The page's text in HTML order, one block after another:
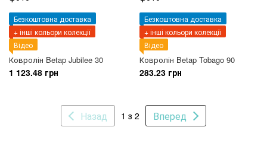
Безкоштовна доставка
+ інші кольори колекції
Відео
Ковролін Betap Jubilee 30
1 123.48 грн
Безкоштовна доставка
+ інші кольори колекції
Відео
Ковролін Betap Tobago 90
283.23 грн
Назад 1 з 2 Вперед